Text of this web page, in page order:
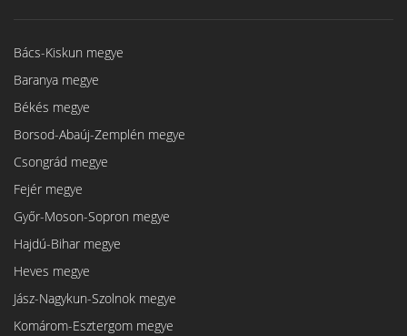
Bács-Kiskun megye
Baranya megye
Békés megye
Borsod-Abaúj-Zemplén megye
Csongrád megye
Fejér megye
Győr-Moson-Sopron megye
Hajdú-Bihar megye
Heves megye
Jász-Nagykun-Szolnok megye
Komárom-Esztergom megye